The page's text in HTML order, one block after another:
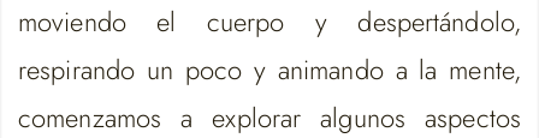
moviendo el cuerpo y despertándolo,
respirando un poco y animando a la mente,
comenzamos a explorar algunos aspectos